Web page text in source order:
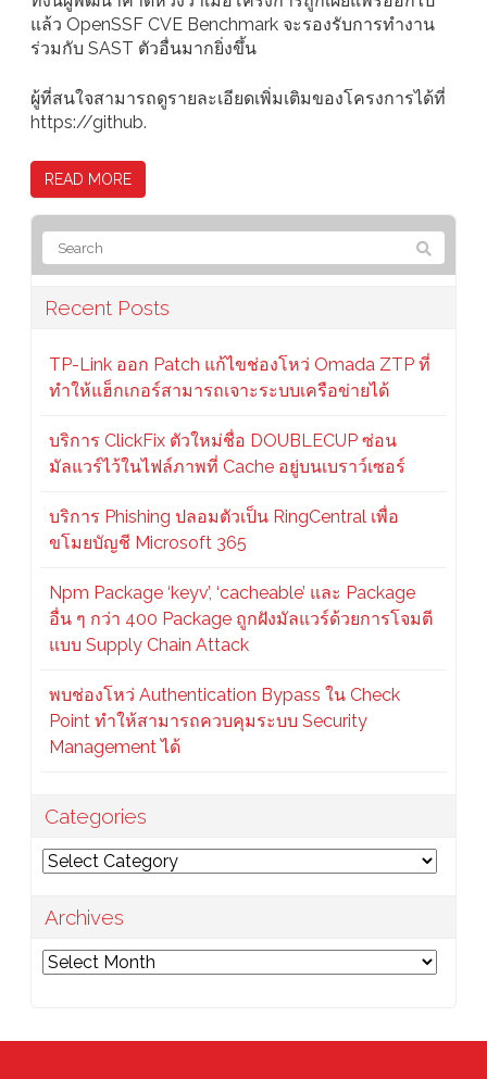
แล้ว OpenSSF CVE Benchmark จะรองรับการทำงาน
ร่วมกับ SAST ตัวอื่นมากยิ่งขึ้น
ผู้ที่สนใจสามารถดูรายละเอียดเพิ่มเติมของโครงการได้ที่
https://github.
READ MORE
Recent Posts
TP-Link ออก Patch แก้ไขช่องโหว่ Omada ZTP ที่
ทำให้แฮ็กเกอร์สามารถเจาะระบบเครือข่ายได้
บริการ ClickFix ตัวใหม่ชื่อ DOUBLECUP ซ่อน
มัลแวร์ไว้ในไฟล์ภาพที่ Cache อยู่บนเบราว์เซอร์
บริการ Phishing ปลอมตัวเป็น RingCentral เพื่อ
ขโมยบัญชี Microsoft 365
Npm Package ‘keyv’, ‘cacheable’ และ Package
อื่น ๆ กว่า 400 Package ถูกฝังมัลแวร์ด้วยการโจมตี
แบบ Supply Chain Attack
พบช่องโหว่ Authentication Bypass ใน Check
Point ทำให้สามารถควบคุมระบบ Security
Management ได้
Categories
Categories
Archives
Archives